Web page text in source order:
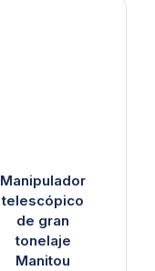
Manipulador
telescópico
de gran
tonelaje
Manitou